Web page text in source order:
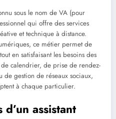
sous le nom de VA (pour
qui offre des services
et technique à distance.
ce métier permet de
en satisfaisant les besoins des
de calendrier, de prise de rendez-
de gestion de réseaux sociaux,
à chaque particulier.
assistant